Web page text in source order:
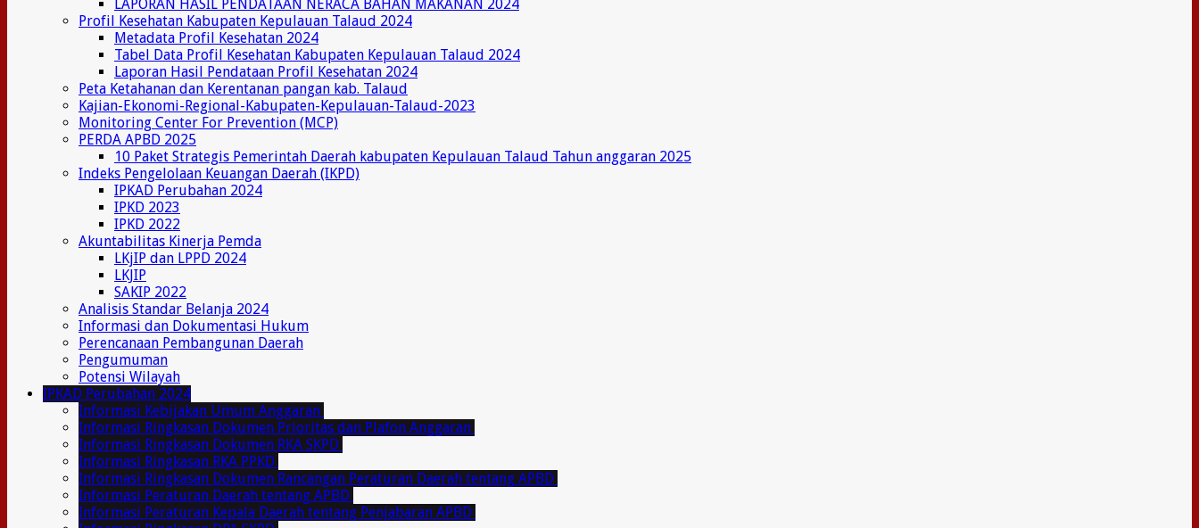
LAPORAN HASIL PENDATAAN NERACA BAHAN MAKANAN 2024
Profil Kesehatan Kabupaten Kepulauan Talaud 2024
Metadata Profil Kesehatan 2024
Tabel Data Profil Kesehatan Kabupaten Kepulauan Talaud 2024
Laporan Hasil Pendataan Profil Kesehatan 2024
Peta Ketahanan dan Kerentanan pangan kab. Talaud
Kajian-Ekonomi-Regional-Kabupaten-Kepulauan-Talaud-2023
Monitoring Center For Prevention (MCP)
PERDA APBD 2025
10 Paket Strategis Pemerintah Daerah kabupaten Kepulauan Talaud Tahun anggaran 2025
Indeks Pengelolaan Keuangan Daerah (IKPD)
IPKAD Perubahan 2024
IPKD 2023
IPKD 2022
Akuntabilitas Kinerja Pemda
LKjIP dan LPPD 2024
LKJIP
SAKIP 2022
Analisis Standar Belanja 2024
Informasi dan Dokumentasi Hukum
Perencanaan Pembangunan Daerah
Pengumuman
Potensi Wilayah
IPKAD Perubahan 2024
Informasi Kebijakan Umum Anggaran
Informasi Ringkasan Dokumen Prioritas dan Plafon Anggaran
Informasi Ringkasan Dokumen RKA SKPD
Informasi Ringkasan RKA PPKD
Informasi Ringkasan Dokumen Rancangan Peraturan Daerah tentang APBD
Informasi Peraturan Daerah tentang APBD
Informasi Peraturan Kepala Daerah tentang Penjabaran APBD